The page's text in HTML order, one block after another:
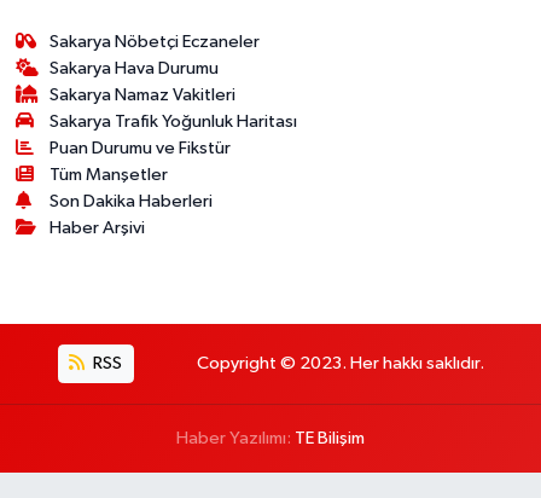
Sakarya Nöbetçi Eczaneler
Sakarya Hava Durumu
Sakarya Namaz Vakitleri
Sakarya Trafik Yoğunluk Haritası
Puan Durumu ve Fikstür
Tüm Manşetler
Son Dakika Haberleri
Haber Arşivi
RSS Copyright © 2023. Her hakkı saklıdır.
Haber Yazılımı: TE Bilişim